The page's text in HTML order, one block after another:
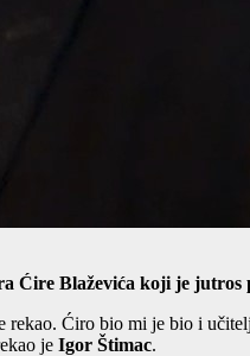
Ćire Blaževića koji je jutros
Ćiro bio mi je bio i
je Igor Štimac.